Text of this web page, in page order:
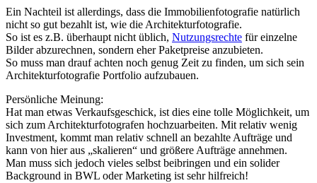
Ein Nachteil ist allerdings, dass die Immobilienfotografie natürlich
nicht so gut bezahlt ist, wie die Architekturfotografie.
So ist es z.B. überhaupt nicht üblich, Nutzungsrechte für einzelne
Bilder abzurechnen, sondern eher Paketpreise anzubieten.
So muss man drauf achten noch genug Zeit zu finden, um sich sein
Architekturfotografie Portfolio aufzubauen.
‍Persönliche Meinung:
Hat man etwas Verkaufsgeschick, ist dies eine tolle Möglichkeit, um
sich zum Architekturfotografen hochzuarbeiten. Mit relativ wenig
Investment, kommt man relativ schnell an bezahlte Aufträge und
kann von hier aus „skalieren“ und größere Aufträge annehmen.
Man muss sich jedoch vieles selbst beibringen und ein solider
Background in BWL oder Marketing ist sehr hilfreich!